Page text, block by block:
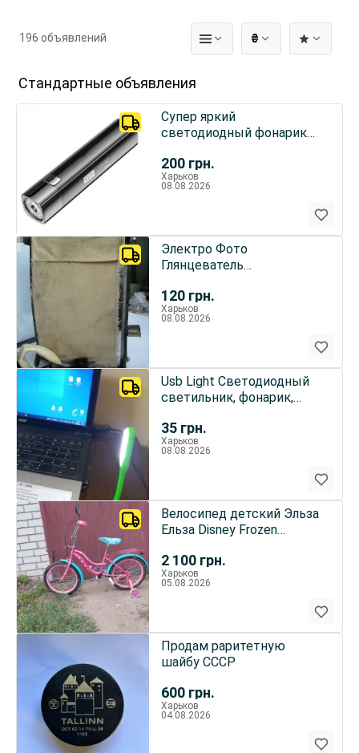
₴
196 объявлений
Стандартные объявления
200 грн.
Супер яркий
светодиодный фонарик
18650 Li-ion
Харьков
08.08.2026
120 грн.
Электро Фото
Глянцеватель
Харьков
08.08.2026
35 грн.
Usb Light Светодиодный
светильник, фонарик,
ноутбука,ПК
Харьков
08.08.2026
2 100 грн.
Велосипед детский Эльза
Ельза Disney Frozen
Харьков
05.08.2026
600 грн.
Продам раритетную
шайбу СССР
Харьков
04.08.2026